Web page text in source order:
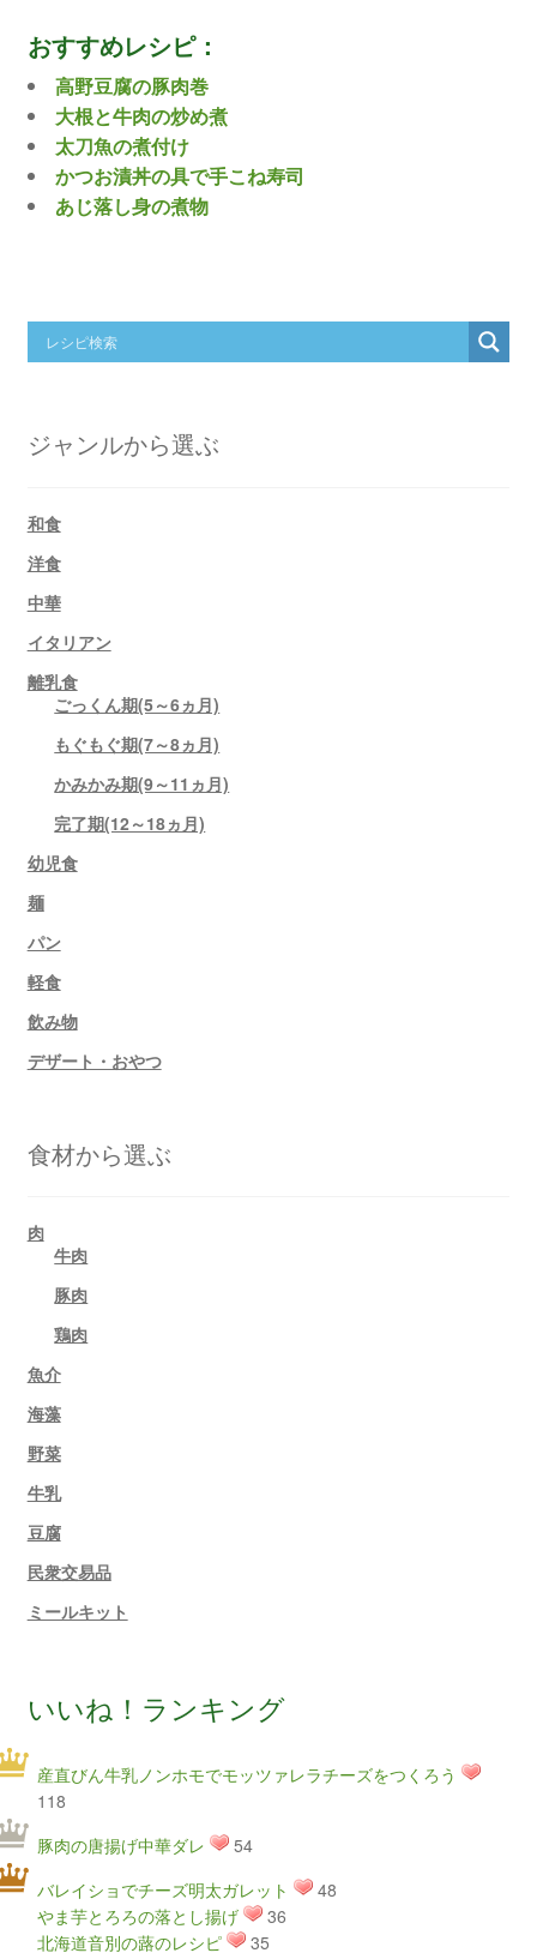
おすすめレシピ：
高野豆腐の豚肉巻
大根と牛肉の炒め煮
太刀魚の煮付け
かつお漬丼の具で手こね寿司
あじ落し身の煮物
ジャンルから選ぶ
和食
洋食
中華
イタリアン
離乳食
ごっくん期(5～6ヵ月)
もぐもぐ期(7～8ヵ月)
かみかみ期(9～11ヵ月)
完了期(12～18ヵ月)
幼児食
麺
パン
軽食
飲み物
デザート・おやつ
食材から選ぶ
肉
牛肉
豚肉
鶏肉
魚介
海藻
野菜
牛乳
豆腐
民衆交易品
ミールキット
いいね！ランキング
産直びん牛乳ノンホモでモッツァレラチーズをつくろう
118
豚肉の唐揚げ中華ダレ
54
バレイショでチーズ明太ガレット
48
やま芋とろろの落とし揚げ
36
北海道音別の蕗のレシピ
35